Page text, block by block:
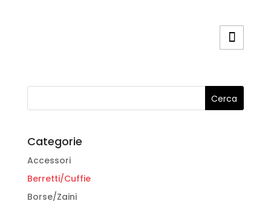
prodotto
Categorie
Accessori
Berretti/Cuffie
Borse/Zaini